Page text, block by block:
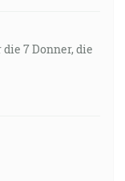
7 Donner, die